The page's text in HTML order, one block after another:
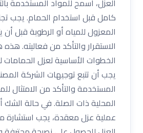
كامل قبل استخدام الحمام. يجب
المعزول للمياه أو الرطوبة قبل
الاستقرار والتأكد من فعاليته.
الخطوات الأساسية لعزل الحمامات
يجب أن تتبع توجيهات الشركة
المستخدمة والتأكد من الامتثال
المحلية ذات الصلة. في حالة الشك
عملية عزل معقدة، يجب